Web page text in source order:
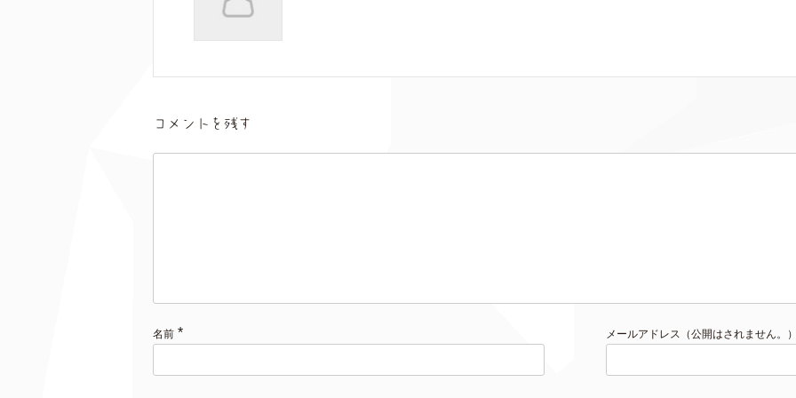
コメントを残す
名前 * メールアドレス（公開はされません。